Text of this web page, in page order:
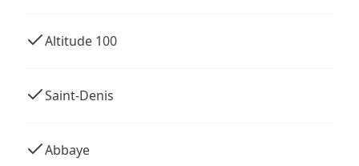
Altitude 100
Saint-Denis
Abbaye